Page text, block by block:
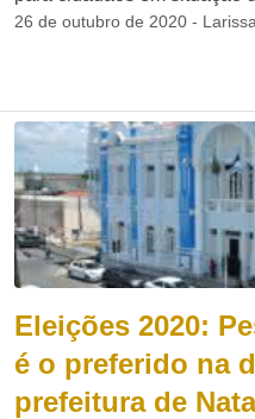
26 de outubro de 2020 -
Eleições 2020:
é o preferido na
prefeitura de